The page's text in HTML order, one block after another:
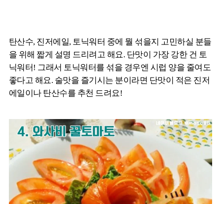
탄산수, 진저에일, 토닉워터 중에 뭘 섞을지 고민하실 분들
을 위해 짧게 설명 드리려고 해요. 단맛이 가장 강한 건 토
닉워터! 그래서 토닉워터를 섞을 경우엔 시럽 양을 줄여도
좋다고 해요. 술맛을 즐기시는 분이라면 단맛이 적은 진저
에일이나 탄산수를 추천 드려요!